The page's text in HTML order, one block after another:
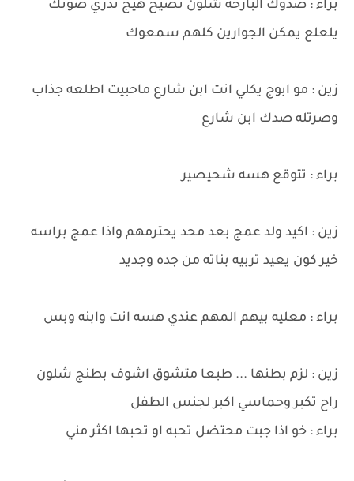
براء : صدوك البارحه شلون تصيح هيج تدري صوتك
يلعلع يمكن الجوارين كلهم سمعوك
زين : مو ابوج يكلي انت ابن شارع ماحبيت اطلعه جذاب
وصرتله صدك ابن شارع
براء : تتوقع هسه شحيصير
زين : اكيد ولد عمج بعد محد يحترمهم واذا عمج براسه
خير كون يعيد تربيه بناته من جده وجديد
براء : معليه بيهم المهم عندي هسه انت وابنه وبس
زين : لزم بطنها ... طبعا متشوق اشوف بطنج شلون
راح تكبر وحماسي اكبر لجنس الطفل
براء : خو اذا جبت محتضل تحبه او تحبها اكثر مني